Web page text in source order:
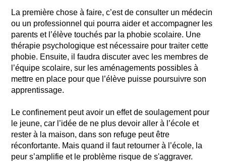
La première chose à faire, c’est de consulter un médecin
ou un professionnel qui pourra aider et accompagner les
parents et l’élève touchés par la phobie scolaire. Une
thérapie psychologique est nécessaire pour traiter cette
phobie. Ensuite, il faudra discuter avec les membres de
l’équipe scolaire, sur les aménagements possibles à
mettre en place pour que l’élève puisse poursuivre son
apprentissage.
Le confinement peut avoir un effet de soulagement pour
le jeune, car l’idée de ne plus devoir aller à l’école et
rester à la maison, dans son refuge peut être
réconfortante. Mais quand il faut retourner à l’école, la
peur s’amplifie et le problème risque de s'aggraver.